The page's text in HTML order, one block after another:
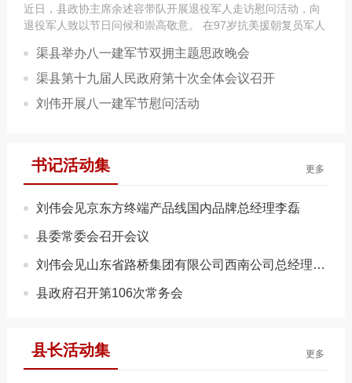
近日，县政协主席余述容带队开展退役军人走访慰问活动，向
退役军人致以节日问候和崇高敬意。 在97岁抗美援朝复员军人
渠县举办八一建军节双拥主题思政晚会
渠县第十九届人民政府第十次全体会议召开
刘伟开展八一建军节慰问活动
更多
书记活动集
刘伟会见京东方终端产品线国内品牌总经理李磊
县委常委会召开会议
刘伟会见山东省路桥集团有限公司西南公司总经理董广坤
县政府召开第106次常务会
更多
县长活动集